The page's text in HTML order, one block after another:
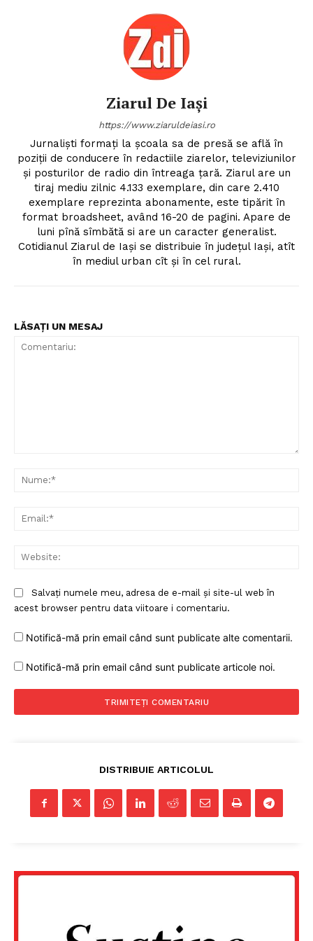
Ziarul De Iași
https://www.ziaruldeiasi.ro
Jurnalişti formaţi la şcoala sa de presă se află în
poziţii de conducere în redactiile ziarelor, televiziunilor
şi posturilor de radio din întreaga ţară. Ziarul are un
tiraj mediu zilnic 4.133 exemplare, din care 2.410
exemplare reprezinta abonamente, este tipărit în
format broadsheet, având 16-20 de pagini. Apare de
luni pînă sîmbătă si are un caracter generalist.
Cotidianul Ziarul de Iaşi se distribuie în judeţul Iaşi, atît
în mediul urban cît şi în cel rural.
LĂSAȚI UN MESAJ
Salvați numele meu, adresa de e-mail și site-ul web în
acest browser pentru data viitoare i comentariu.
Notifică-mă prin email când sunt publicate alte comentarii.
Notifică-mă prin email când sunt publicate articole noi.
DISTRIBUIE ARTICOLUL